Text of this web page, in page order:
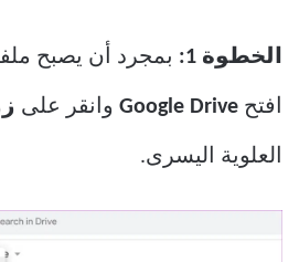
الخطوة 1: بمجرد أن يصبح
افتح وانقر على
العلوية اليسرى.